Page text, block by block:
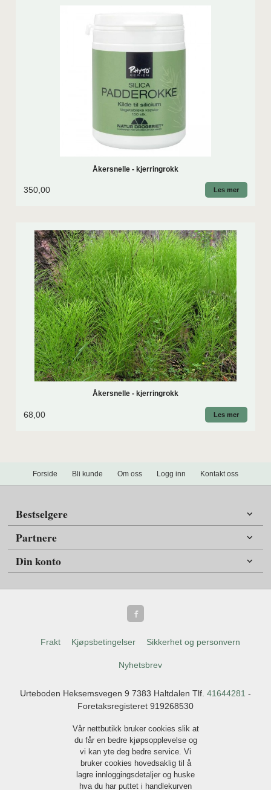
Åkersnelle - kjerringrokk
350,00 Les mer
Åkersnelle - kjerringrokk
68,00 Les mer
Forside Bli kunde Om oss Logg inn Kontakt oss
Bestselgere
Partnere
Din konto
Frakt Kjøpsbetingelser Sikkerhet og personvern
Nyhetsbrev
Urteboden Heksemsvegen 9 7383 Haltdalen Tlf. 41644281 -
Foretaksregisteret 919268530
Vår nettbutikk bruker cookies slik at
du får en bedre kjøpsopplevelse og
vi kan yte deg bedre service. Vi
bruker cookies hovedsaklig til å
lagre innloggingsdetaljer og huske
hva du har puttet i handlekurven